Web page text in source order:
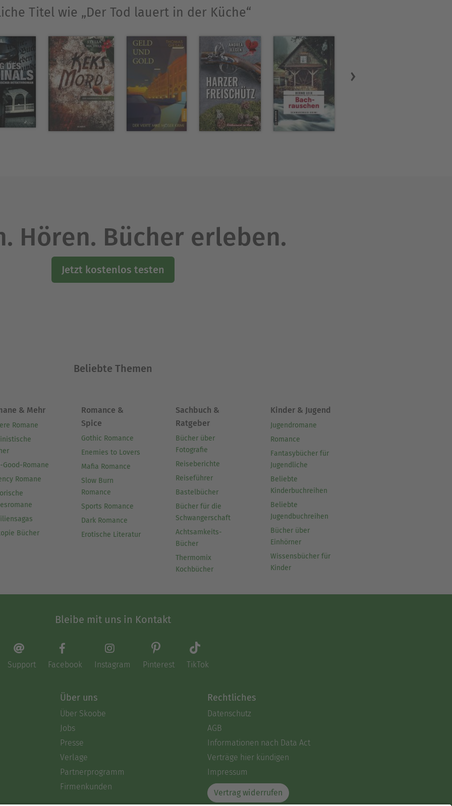
Titel wie „Der Tod lauert in der Küche“
Hören. Bücher erleben.
Jetzt kostenlos testen
Beliebte Themen
& Mehr
Romane
Good-Romane
Romane
Bücher
Romance &
Spice
Gothic Romance
Enemies to Lovers
Mafia Romance
Slow Burn
Romance
Sports Romance
Dark Romance
Erotische Literatur
Sachbuch &
Ratgeber
Bücher über
Fotografie
Reiseberichte
Reiseführer
Bastelbücher
Bücher für die
Schwangerschaft
Achtsamkeits-
Bücher
Thermomix
Kochbücher
Kinder & Jugend
Jugendromane
Romance
Fantasybücher für
Jugendliche
Beliebte
Kinderbuchreihen
Beliebte
Jugendbuchreihen
Bücher über
Einhörner
Wissensbücher für
Kinder
Bleibe mit uns in Kontakt
Support Facebook Instagram Pinterest TikTok
Über uns
Über Skoobe
Jobs
Presse
Verlage
Partnerprogramm
Firmenkunden
Rechtliches
Datenschutz
AGB
Informationen nach Data Act
Verträge hier kündigen
Impressum
Vertrag widerrufen